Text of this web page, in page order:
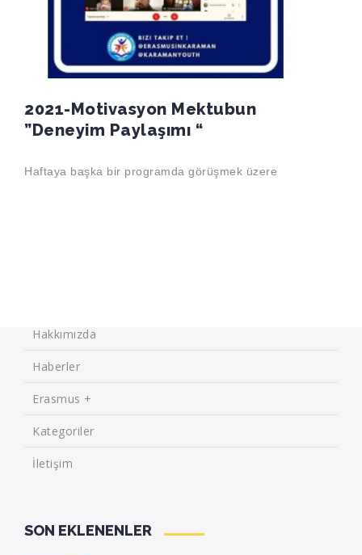
2021-Motivasyon Mektubun
”Deneyim Paylaşımı “
Haftaya başka bir programda görüşmek üzere
Hakkımızda
Haberler
Erasmus +
Kategoriler
İletişim
SON EKLENENLER